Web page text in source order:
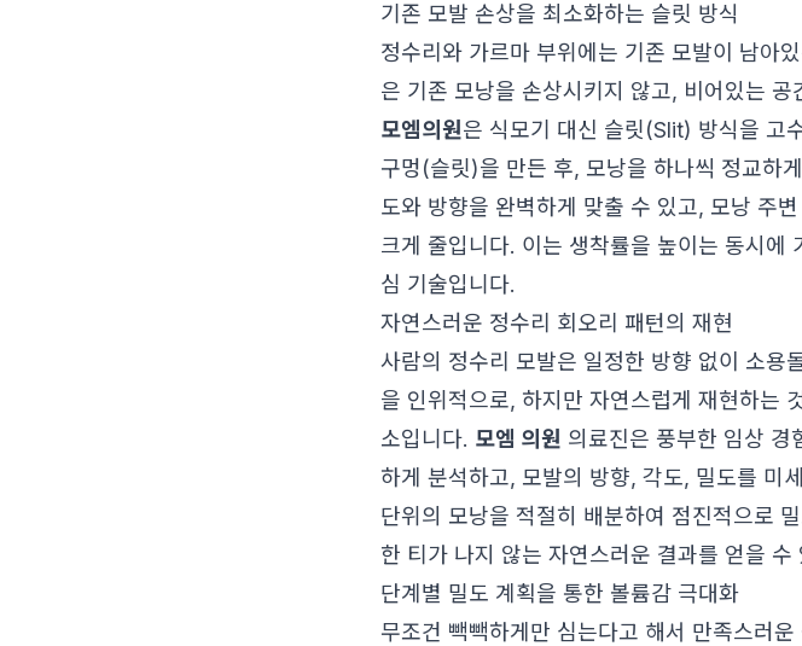
기존 모발 손상을 최소화하는 슬릿 방식
정수리와 가르마 부위에는 기존 모발이 남아
은 기존 모낭을 손상시키지 않고, 비어있는
모엠의원은 식모기 대신 슬릿(Slit) 방식을 고
구멍(슬릿)을 만든 후, 모낭을 하나씩 정교하
도와 방향을 완벽하게 맞출 수 있고, 모낭 주
크게 줄입니다. 이는 생착률을 높이는 동시에
심 기술입니다.
자연스러운 정수리 회오리 패턴의 재현
사람의 정수리 모발은 일정한 방향 없이 소
을 인위적으로, 하지만 자연스럽게 재현하는
소입니다. 모엠 의원 의료진은 풍부한 임상 경
하게 분석하고, 모발의 방향, 각도, 밀도를 미
단위의 모낭을 적절히 배분하여 점진적으로
한 티가 나지 않는 자연스러운 결과를 얻을 수
단계별 밀도 계획을 통한 볼륨감 극대화
무조건 빽빽하게만 심는다고 해서 만족스러